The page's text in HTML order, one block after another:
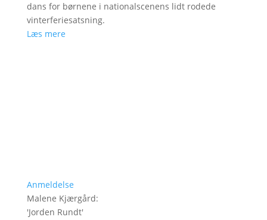
dans for børnene i nationalscenens lidt rodede
vinterferiesatsning.
Læs mere
Anmeldelse
Malene Kjærgård:
'Jorden Rundt'